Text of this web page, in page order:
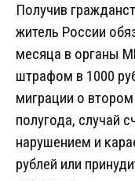
Получив
житель России
месяца в органы
штрафом в 1000
миграции о
полугода, случай
нарушением и
рублей или